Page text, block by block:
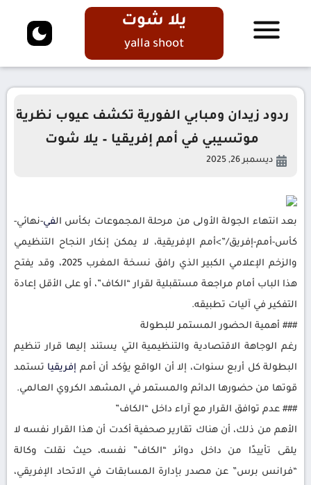
يلا شوت
yalla shoot
ردود زيدان ومبابي الفورية تكشف عيوب نظرية
موتسيبي في أمم إفريقيا – يلا شوت
ديسمبر 26, 2025
بعد انتهاء الجولة الأولى من مرحلة المجموعات بكأس الفي-نهائي-
كأس-أمم-إفريق/”>أمم الإفريقية، لا يمكن إنكار النجاح التنظيمي
والزخم الإعلامي الكبير الذي رافق نسخة المغرب 2025، وقد يفتح
هذا الباب أمام مراجعة مستقبلية لقرار “الكاف”، أو على الأقل إعادة
التفكير في آليات تطبيقه.
### أهمية الحضور المستمر للبطولة
رغم الوجاهة الاقتصادية والتنظيمية التي يستند إليها قرار تنظيم
البطولة كل أربع سنوات، إلا أن الواقع يؤكد أن أمم إفريقيا تستمد
قوتها من حضورها الدائم والمستمر في المشهد الكروي العالمي.
### عدم توافق القرار مع آراء داخل “الكاف”
الأهم من ذلك، أن هناك تقارير صحفية أكدت أن هذا القرار نفسه لا
يلقى تأييدًا من داخل دوائر “الكاف” نفسه، حيث نقلت وكالة
“فرانس برس” عن مصدر بإدارة المسابقات في الاتحاد الإفريقي،